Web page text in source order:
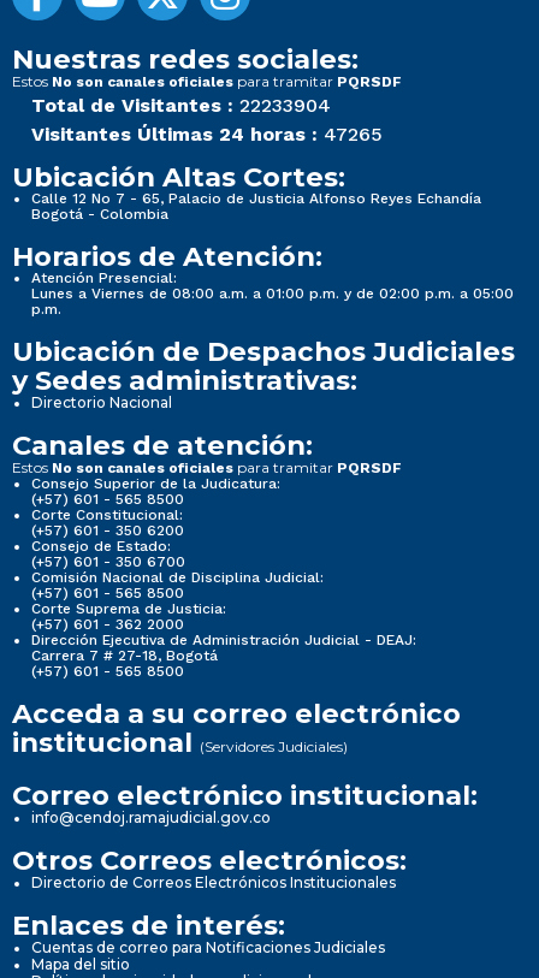
Nuestras redes sociales:
Estos No son canales oficiales para tramitar PQRSDF
Total de Visitantes : 22233904
Visitantes Últimas 24 horas : 47265
Ubicación Altas Cortes:
Calle 12 No 7 - 65, Palacio de Justicia Alfonso Reyes Echandía
Bogotá - Colombia
Horarios de Atención:
Atención Presencial:
Lunes a Viernes de 08:00 a.m. a 01:00 p.m. y de 02:00 p.m. a 05:00
p.m.
Ubicación de Despachos Judiciales
y Sedes administrativas:
Directorio Nacional
Canales de atención:
Estos No son canales oficiales para tramitar PQRSDF
Consejo Superior de la Judicatura:
(+57) 601 - 565 8500
Corte Constitucional:
(+57) 601 - 350 6200
Consejo de Estado:
(+57) 601 - 350 6700
Comisión Nacional de Disciplina Judicial:
(+57) 601 - 565 8500
Corte Suprema de Justicia:
(+57) 601 - 362 2000
Dirección Ejecutiva de Administración Judicial - DEAJ:
Carrera 7 # 27-18, Bogotá
(+57) 601 - 565 8500
Acceda a su correo electrónico
institucional (Servidores Judiciales)
Correo electrónico institucional:
info@cendoj.ramajudicial.gov.co
Otros Correos electrónicos:
Directorio de Correos Electrónicos Institucionales
Enlaces de interés:
Cuentas de correo para Notificaciones Judiciales
Mapa del sitio